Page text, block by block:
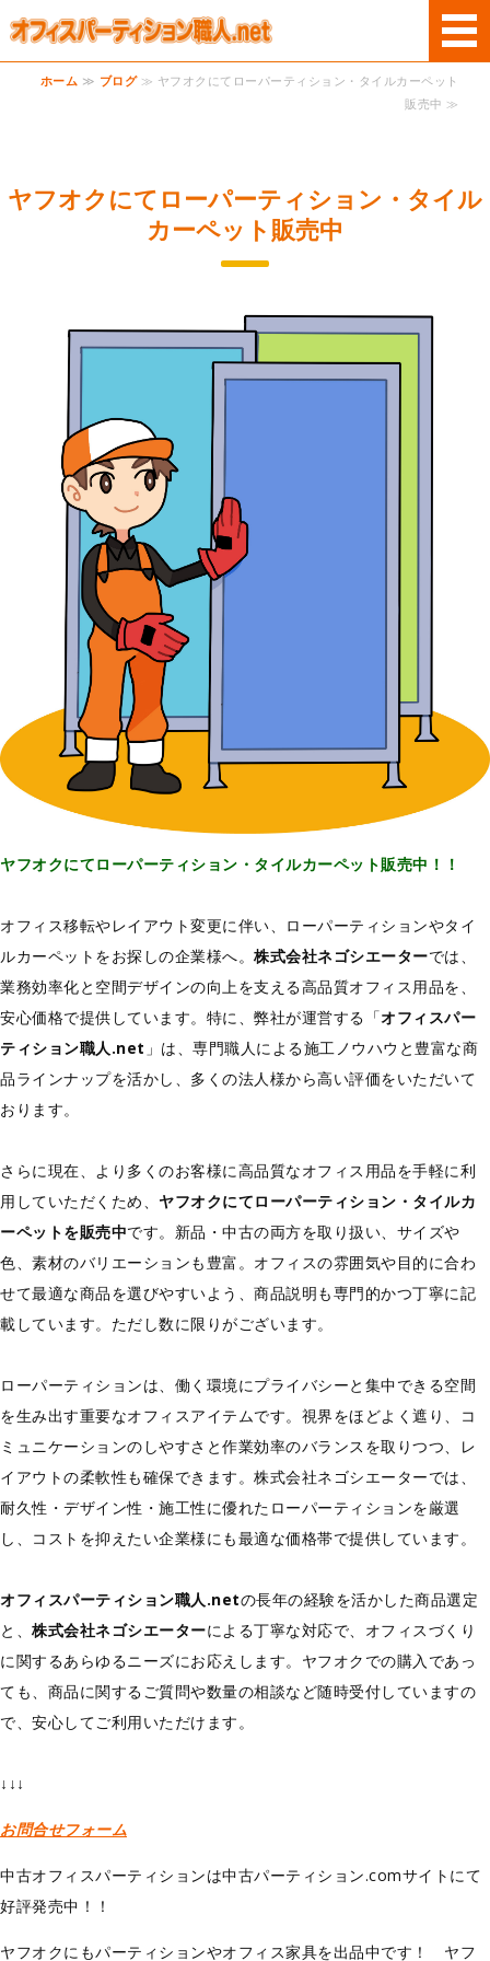
オフィスパー
ホーム
サービス
ホーム ≫ ブログ≫ ヤフオクにてローパーティション・タイルカーペット
販売中 ≫
ヤフオクにてローパーティション・タイル
カーペット販売中
ヤフオクにてローパーティション・タイルカーペット販売中！！
オフィス移転やレイアウト変更に伴い、ローパーティションやタイ
ルカーペットをお探しの企業様へ。 株式会社ネゴシエーターでは、
業務効率化と空間デザインの向上を支える高品質オフィス用品を、
安心価格で提供しています。特に、弊社が運営する「オフィスパー
ティション職人.net 」は、専門職人による施工ノウハウと豊富な商
品ラインナップを活かし、多くの法人様から高い評価をいただいて
おります。
さらに現在、より多くのお客様に高品質なオフィス用品を手軽に利
用していただくため、 ヤフオクにてローパーティション・タイルカ
ーペットを販売中です。新品・中古の両方を取り扱い、サイズや
色、素材のバリエーションも豊富。オフィスの雰囲気や目的に合わ
せて最適な商品を選びやすいよう、商品説明も専門的かつ丁寧に記
載しています。ただし数に限りがございます。
ローパーティションは、働く環境にプライバシーと集中できる空間
を生み出す重要なオフィスアイテムです。視界をほどよく遮り、コ
ミュニケーションのしやすさと作業効率のバランスを取りつつ、レ
イアウトの柔軟性も確保できます。株式会社ネゴシエーターでは、
耐久性・デザイン性・施工性に優れたローパーティションを厳選
し、コストを抑えたい企業様にも最適な価格帯で提供しています。
オフィスパーティション職人.netの長年の経験を活かした商品選定
と、 株式会社ネゴシエーターによる丁寧な対応で、オフィスづくり
に関するあらゆるニーズにお応えします。ヤフオクでの購入であっ
ても、商品に関するご質問や数量の相談など随時受付していますの
で、安心してご利用いただけます。
↓↓↓
お問合せフォーム
中古オフィスパーティションは中古パーティション.comサイトにて
好評発売中！！
ヤフオクにもパーティションやオフィス家具を出品中です！ ヤフ